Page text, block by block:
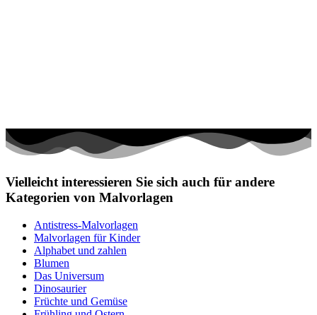
Vielleicht interessieren Sie sich auch für andere
Kategorien von Malvorlagen
Antistress-Malvorlagen
Malvorlagen für Kinder
Alphabet und zahlen
Blumen
Das Universum
Dinosaurier
Früchte und Gemüse